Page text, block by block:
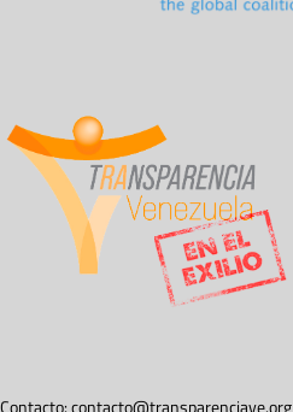
Contacto:contacto@transparenciave.org